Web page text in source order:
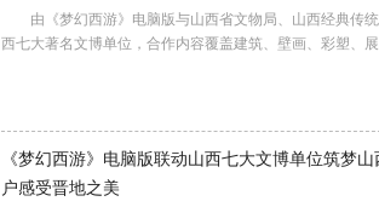
由《梦幻西游》电脑版与山西省文物局、山西经典传统
西七大著名文博单位，合作内容覆盖建筑、壁画、彩塑、
《梦幻西游》电脑版联动山西七大文博单位筑梦山
户感受晋地之美